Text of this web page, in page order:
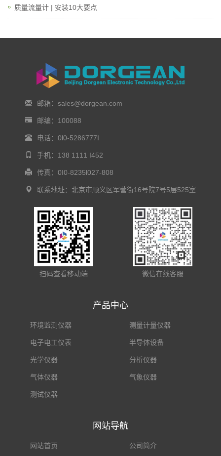
质量流量计 | 安装10大要点
邮箱：sales@dorgean.com
邮编：100088
电话：0l0-5286777I
手机：138 1111 I452
传真：0I0-8235l027-808
联系地址：北京市顺义区军营街16号院7号5层525室
扫码查看移动端 微信在线客服
产品中心
环境监测仪器 测量计量仪器
电子电工仪表 半导体设备
光学仪器 分析仪器
气体仪器 气象仪器
测试仪器
网站导航
网站首页 公司简介